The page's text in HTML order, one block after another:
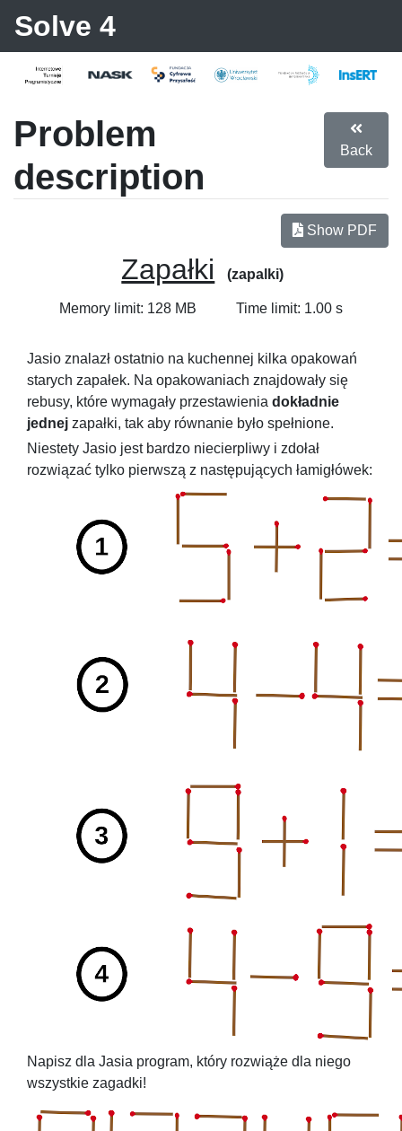
Solve 4
Problem
description
Back
Show PDF
Zapałki (zapalki)
Memory limit: 128 MB Time limit: 1.00 s
Jasio znalazł ostatnio na kuchennej kilka opakowań
starych zapałek. Na opakowaniach znajdowały się
rebusy, które wymagały przestawienia dokładnie
jednej zapałki, tak aby równanie było spełnione.
Niestety Jasio jest bardzo niecierpliwy i zdołał
rozwiązać tylko pierwszą z następujących łamigłówek:
Napisz dla Jasia program, który rozwiąże dla niego
wszystkie zagadki!